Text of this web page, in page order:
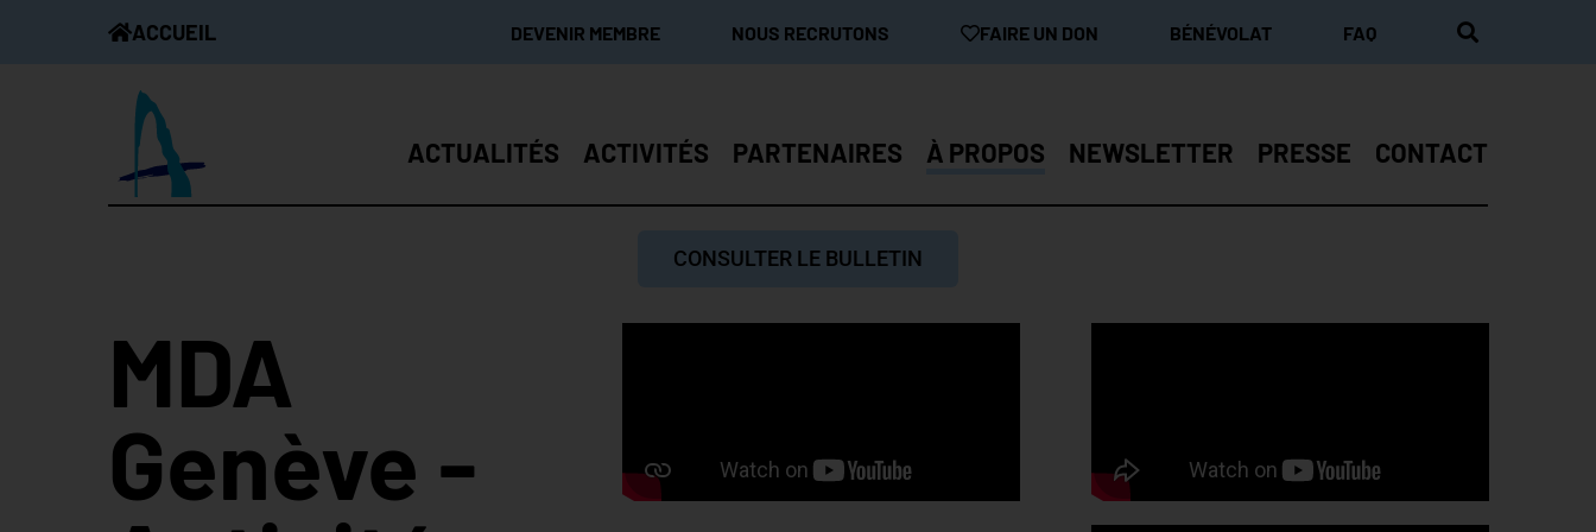
ACCUEIL DEVENIR MEMBRE NOUS RECRUTONS FAIRE UN DON BÉNÉVOLAT FAQ
ACTUALITÉS ACTIVITÉS PARTENAIRES À PROPOS NEWSLETTER PRESSE CONTACT
CONSULTER LE BULLETIN
MDA
Genève -